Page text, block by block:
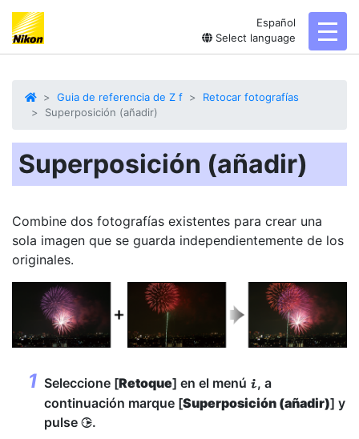
Español
Select language
Guia de referencia de Z f
Retocar fotografías
Superposición (añadir)
Superposición (añadir)
Combine dos fotografías existentes para crear una
sola imagen que se guarda independientemente de los
originales.
Seleccione [Retoque] en el menú i, a
continuación marque [Superposición (añadir)] y
pulse 2.